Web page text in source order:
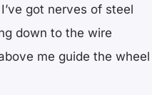
got nerves of steel
down to the wire
me guide the wheel